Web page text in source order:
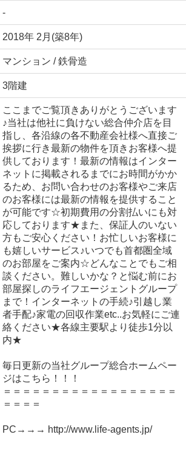
-
2018年 2月(築8年)
マンション / 鉄骨造
3階建
ここまでご覧頂きありがとうございます
♪当社は他社に負けない総合仲介店を目
指し、各沿線の各不動産会社様へ直接ご
挨拶に行き最新の物件を頂きお客様へ提
供しております！最新の情報はインター
ネットに掲載されるまでにお時間がかか
るため、お問い合わせのお客様やご来店
のお客様には最新の情報を提供すること
が可能です☆初期費用の分割払いにも対
応しております★また、保証人のいない
方もご安心ください！お忙しいお客様に
も嬉しいサービス♪いつでも首都圏全域
のお部屋をご案内☆どんなことでもご相
談ください。難しいかな？と悩む前にお
部屋探しのライフエージェントグループ
まで！インターネットの手続♪引越し業
者手配♪家電の回収作業etc..お気軽にご連
絡ください★各線主要駅より徒歩1分以
内★
毎日更新の当社グループ総合ホームペー
ジはこちら！！！
＝＝＝＝＝＝＝＝＝＝＝＝＝＝＝＝＝＝
＝＝＝＝
PC→→→ http://www.life-agents.jp/